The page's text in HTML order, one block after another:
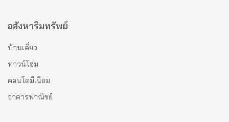
อสังหาริมทรัพย์
บ้านเดี่ยว
ทาวน์โฮม
คอนโดมีเนียม
อาคารพาณิชย์